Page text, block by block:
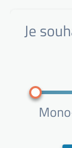
Je